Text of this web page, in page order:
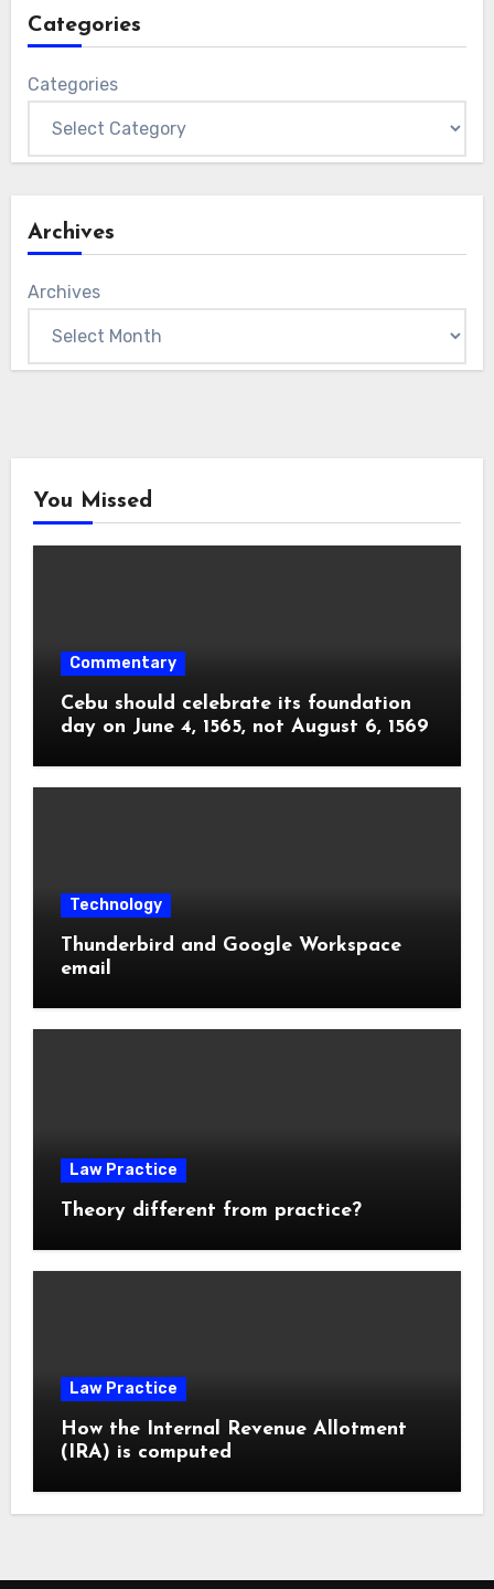
Categories
Categories
Archives
Archives
You Missed
Commentary
Cebu should celebrate its foundation
day on June 4, 1565, not August 6, 1569
Technology
Thunderbird and Google Workspace
email
Law Practice
Theory different from practice?
Law Practice
How the Internal Revenue Allotment
(IRA) is computed